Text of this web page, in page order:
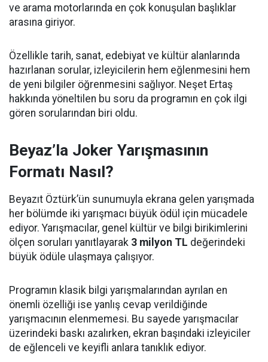
ve arama motorlarında en çok konuşulan başlıklar
arasına giriyor.
Özellikle tarih, sanat, edebiyat ve kültür alanlarında
hazırlanan sorular, izleyicilerin hem eğlenmesini hem
de yeni bilgiler öğrenmesini sağlıyor. Neşet Ertaş
hakkında yöneltilen bu soru da programın en çok ilgi
gören sorularından biri oldu.
Beyaz’la Joker Yarışmasının
Formatı Nasıl?
Beyazıt Öztürk’ün sunumuyla ekrana gelen yarışmada
her bölümde iki yarışmacı büyük ödül için mücadele
ediyor. Yarışmacılar, genel kültür ve bilgi birikimlerini
ölçen soruları yanıtlayarak 3 milyon TL değerindeki
büyük ödüle ulaşmaya çalışıyor.
Programın klasik bilgi yarışmalarından ayrılan en
önemli özelliği ise yanlış cevap verildiğinde
yarışmacının elenmemesi. Bu sayede yarışmacılar
üzerindeki baskı azalırken, ekran başındaki izleyiciler
de eğlenceli ve keyifli anlara tanıklık ediyor.